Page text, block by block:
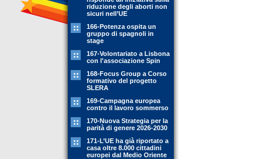
riduzione degli aborti non
sicuri nell’UE
166-Potenza ospita un
gruppo di spagnoli in
stage
167-Volontariato a Lisbona
con l'associazione Spin
168-Focus Group a Corso
formativo del progetto
SLERA
169-Campagna europea
contro il lavoro sommerso
170-Nuova Strategia per la
parità di genere 2026-2030
171-L’UE ha già riportato a
casa oltre 8.000 cittadini
europei dal Medio Oriente